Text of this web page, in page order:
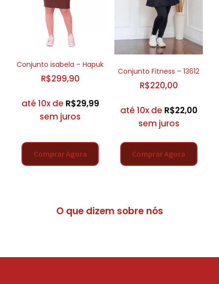
Conjunto isabela – Hapuk
R$299,90
até 10x de R$29,99
sem juros
Comprar Agora
Conjunto Fitness – 13612
R$220,00
até 10x de R$22,00
sem juros
Comprar Agora
O que dizem sobre nós